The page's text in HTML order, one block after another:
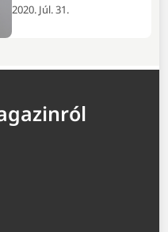
2020. Júl. 31.